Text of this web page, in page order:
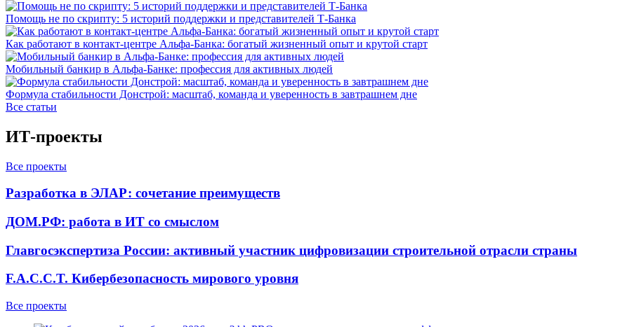
Помощь не по скрипту: 5 историй поддержки и представителей Т-Банка
Как работают в контакт-центре Альфа-Банка: богатый жизненный опыт и крутой старт
Мобильный банкир в Альфа-Банке: профессия для активных людей
Формула стабильности Донстрой: масштаб, команда и уверенность в завтрашнем дне
Все статьи
ИТ-проекты
Все проекты
Разработка в ЭЛАР: сочетание преимуществ
ДОМ.РФ: работа в ИТ со смыслом
Главгосэкспертиза России: активный участник цифровизации строительной отрасли страны
F.A.C.C.T. Кибербезопасность мирового уровня
Все проекты